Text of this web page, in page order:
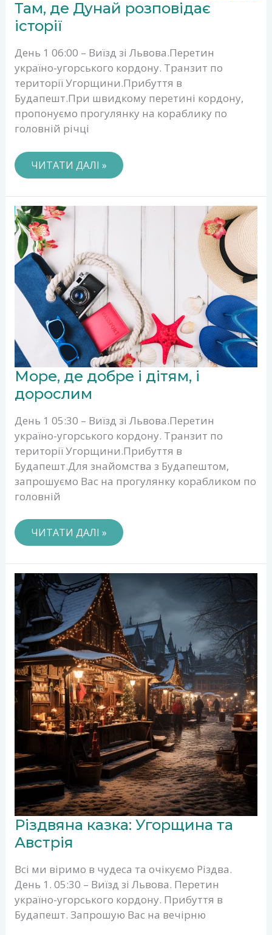
Там, де Дунай розповідає
історії
День 1 06:00 – Виїзд зі Львова.Перетин
україно-угорського кордону. Транзит по
території Угорщини.Прибуття в
Будапешт.При швидкому перетині кордону,
пропонуємо прогулянку на кораблику по
головній річці
ТАМ,
ДЕ
ДУНАЙ
РОЗПОВІДАЄ
ЧИТАТИ ДАЛІ »
Море, де добре і дітям, і
дорослим
День 1 05:30 – Виїзд зі Львова.Перетин
україно-угорського кордону. Транзит по
території Угорщини.Прибуття в
Будапешт.Для знайомства з Будапештом,
запрошуємо Вас на прогулянку корабликом по
головній
МОРЕ,
ДЕ
ДОБРЕ
І
І
ДОРОСЛИМ
ЧИТАТИ ДАЛІ »
Різдвяна казка: Угорщина та
Австрія
Всі ми віримо в чудеса та очікуємо Різдва.
День 1. 05:30 – Виїзд зі Львова. Перетин
україно-угорського кордону. Прибуття в
Будапешт. Запрошую Вас на вечірню
РІЗДВЯНА
КАЗКА:
УГОРЩИНА
ТА